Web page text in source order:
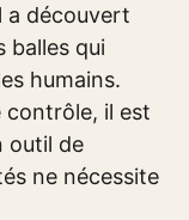
a découvert
balles qui
humains.
contrôle, il est
outil de
ne nécessite